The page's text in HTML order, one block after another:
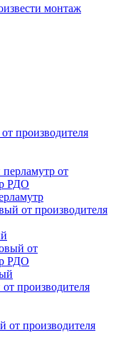
монтаж